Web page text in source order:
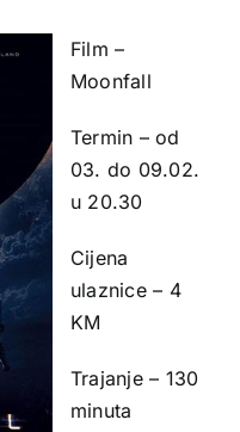
Film –
Moonfall
Termin – od
03. do 09.02.
u 20.30
Cijena
ulaznice – 4
KM
Trajanje – 130
minuta